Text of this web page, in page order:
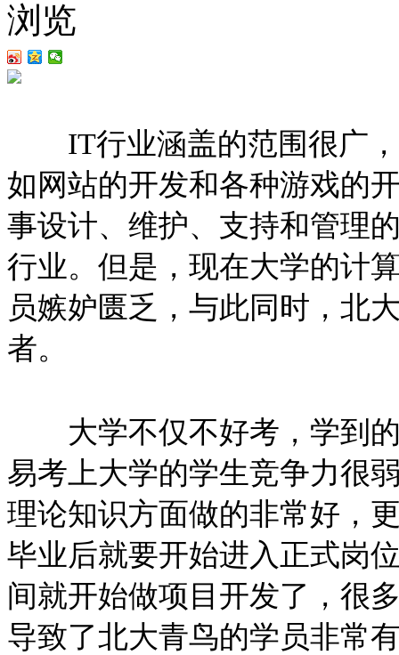
浏览
IT行业涵盖的范围很广，
如网站的开发和各种游戏的
事设计、维护、支持和管理
行业。但是，现在大学的计
员嫉妒匮乏，与此同时，北
者。
大学不仅不好考，学到的
易考上大学的学生竞争力很
理论知识方面做的非常好，
毕业后就要开始进入正式岗
间就开始做项目开发了，很
导致了北大青鸟的学员非常